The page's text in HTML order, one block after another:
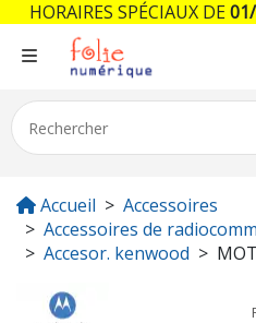
Accueil
Accessoires
Accessoires de
Accesor. kenwood
HORAIRES SPÉCIAUX DE